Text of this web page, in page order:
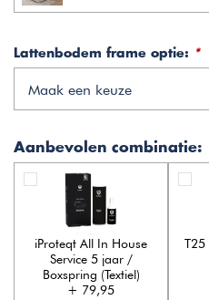
Lattenbodem frame optie: *
Maak een keuze
Aanbevolen combinatie:
iProteqt All In House
Service 5 jaar /
Boxspring (Textiel)
+ 79,95
T25